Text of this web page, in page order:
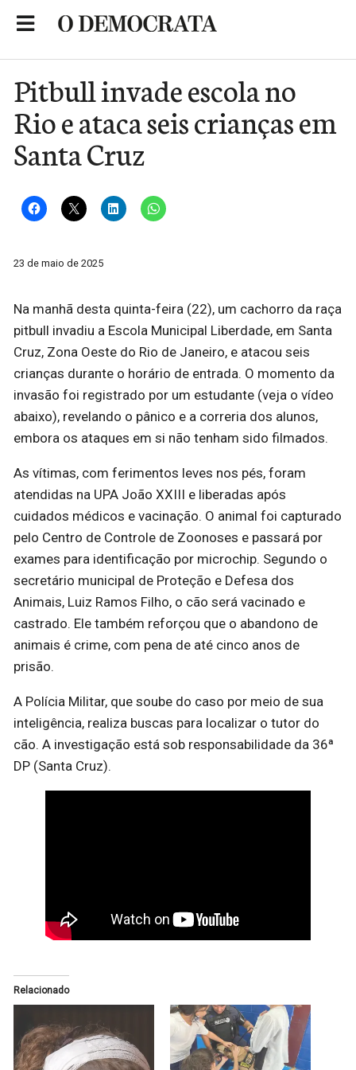
Pitbull invade escola no
Rio e ataca seis crianças em
Santa Cruz
23 de maio de 2025
Na manhã desta quinta-feira (22), um cachorro da raça
pitbull invadiu a Escola Municipal Liberdade, em Santa
Cruz, Zona Oeste do Rio de Janeiro, e atacou seis
crianças durante o horário de entrada. O momento da
invasão foi registrado por um estudante (veja o vídeo
abaixo), revelando o pânico e a correria dos alunos,
embora os ataques em si não tenham sido filmados.
As vítimas, com ferimentos leves nos pés, foram
atendidas na UPA João XXIII e liberadas após
cuidados médicos e vacinação. O animal foi capturado
pelo Centro de Controle de Zoonoses e passará por
exames para identificação por microchip. Segundo o
secretário municipal de Proteção e Defesa dos
Animais, Luiz Ramos Filho, o cão será vacinado e
castrado. Ele também reforçou que o abandono de
animais é crime, com pena de até cinco anos de
prisão.
A Polícia Militar, que soube do caso por meio de sua
inteligência, realiza buscas para localizar o tutor do
cão. A investigação está sob responsabilidade da 36ª
DP (Santa Cruz).
Relacionado